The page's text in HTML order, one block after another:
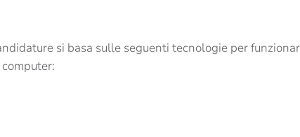
si basa sulle seguenti tecnologie per